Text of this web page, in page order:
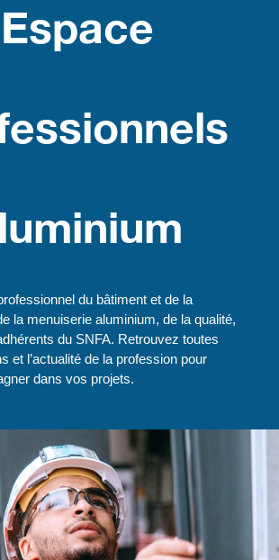
Espace
du bâtiment et de la
la menuiserie aluminium, de la qualité,
du SNFA. Retrouvez toutes
et l’actualité de la profession pour
dans vos projets.